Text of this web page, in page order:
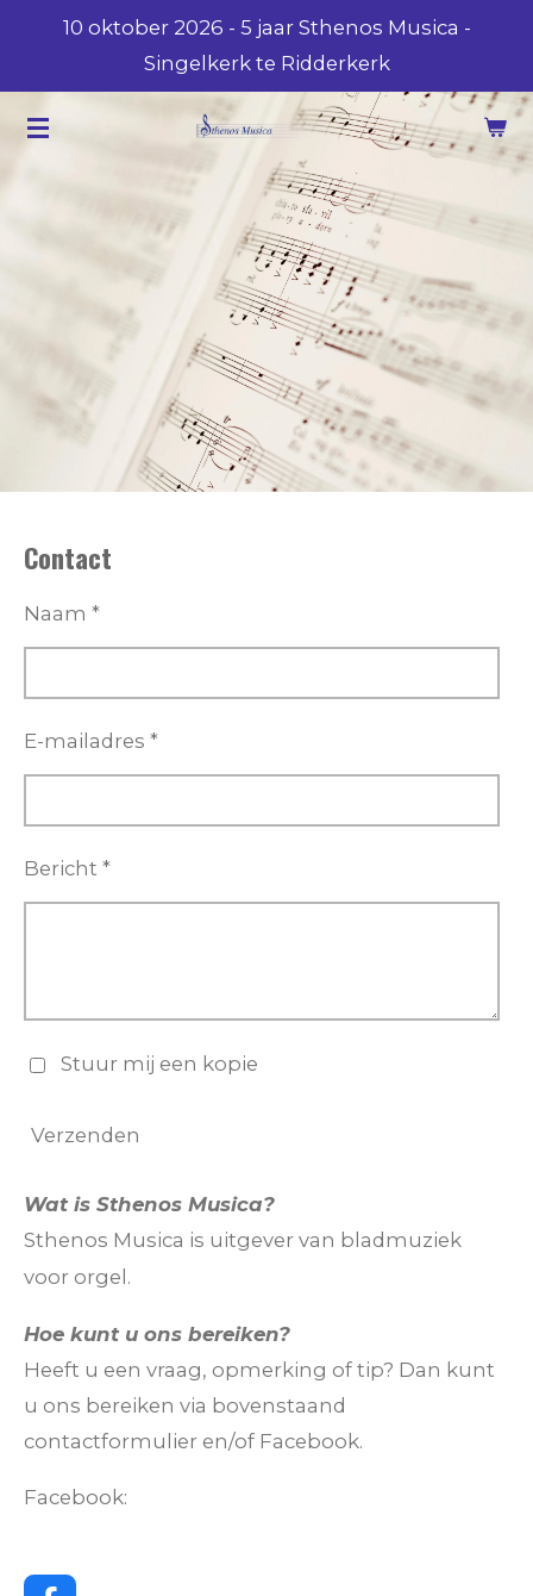
naar
de
10 oktober 2026 - 5 jaar Sthenos Musica -
Singelkerk te Ridderkerk
Contact
Naam *
E-mailadres *
Bericht *
Stuur mij een kopie
Verzenden
Wat is Sthenos Musica?
Sthenos Musica is uitgever van bladmuziek
voor orgel.
Hoe kunt u ons bereiken?
Heeft u een vraag, opmerking of tip? Dan kunt
u ons bereiken via bovenstaand
contactformulier en/of Facebook.
Facebook: